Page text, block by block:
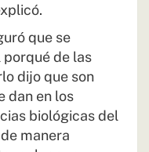
que se
de las
dijo que son
dan en los
biológicas del
manera